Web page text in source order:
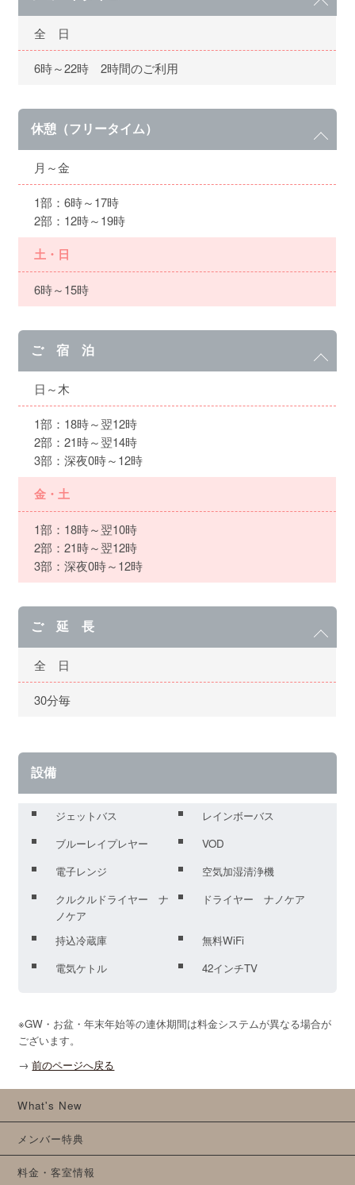
全 日
6時～22時 2時間のご利用
休憩（フリータイム）
月～金
1部：6時～17時
2部：12時～19時
土・日
6時～15時
ご 宿 泊
日～木
1部：18時～翌12時
2部：21時～翌14時
3部：深夜0時～12時
金・土
1部：18時～翌10時
2部：21時～翌12時
3部：深夜0時～12時
ご 延 長
全 日
30分毎
設備
ジェットバス
レインボーバス
ブルーレイプレヤー
VOD
電子レンジ
空気加湿清浄機
クルクルドライヤー ナ
ノケア
ドライヤー ナノケア
持込冷蔵庫
無料WiFi
電気ケトル
42インチTV
※GW・お盆・年末年始等の連休期間は料金システムが異なる場合が
ございます。
→ 前のページへ戻る
What's New
メンバー特典
料金・客室情報